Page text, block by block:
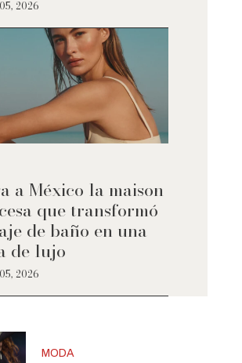
2026
a México la maison
que transformó
de baño en una
de lujo
2026
MODA